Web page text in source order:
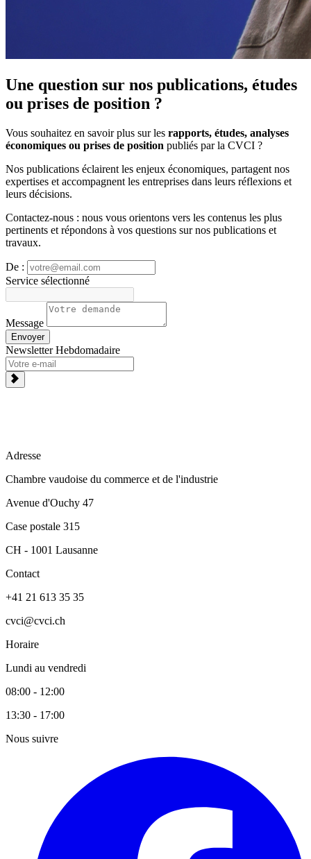
Une question sur nos publications, études
ou prises de position ?
Vous souhaitez en savoir plus sur les rapports, études, analyses
économiques ou prises de position publiés par la CVCI ?
Nos publications éclairent les enjeux économiques, partagent nos
expertises et accompagnent les entreprises dans leurs réflexions et
leurs décisions.
Contactez‑nous : nous vous orientons vers les contenus les plus
pertinents et répondons à vos questions sur nos publications et
travaux.
De :
Service sélectionné
Message
Envoyer
Newsletter Hebdomadaire
Adresse
Chambre vaudoise du commerce et de l'industrie
Avenue d'Ouchy 47
Case postale 315
CH - 1001 Lausanne
Contact
+41 21 613 35 35
cvci@cvci.ch
Horaire
Lundi au vendredi
08:00 - 12:00
13:30 - 17:00
Nous suivre